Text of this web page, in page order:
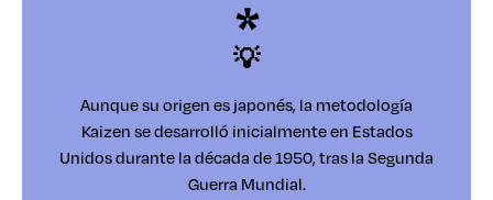
💡
Aunque su origen es japonés, la metodología
Kaizen se desarrolló inicialmente en Estados
Unidos durante la década de 1950, tras la Segunda
Guerra Mundial.